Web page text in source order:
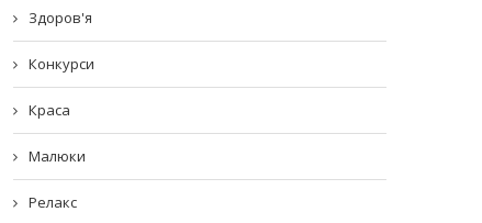
Здоров'я
Конкурси
Краса
Малюки
Релакс